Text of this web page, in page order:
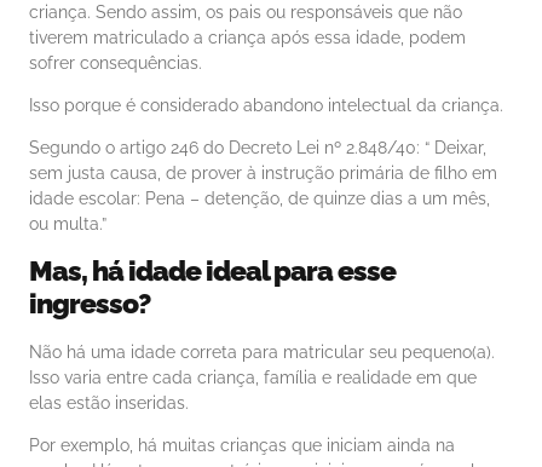
criança. Sendo assim, os pais ou responsáveis que não
tiverem matriculado a criança após essa idade, podem
sofrer consequências.
Isso porque é considerado abandono intelectual da criança.
Segundo o artigo 246 do Decreto Lei nº 2.848/40: “ Deixar,
sem justa causa, de prover à instrução primária de filho em
idade escolar: Pena – detenção, de quinze dias a um mês,
ou multa.”
Mas, há idadeideal para esse
ingresso?
Não há uma idade correta para matricular seu pequeno(a).
Isso varia entre cada criança, família e realidade em que
elas estão inseridas.
Por exemplo, há muitas crianças que iniciam ainda na